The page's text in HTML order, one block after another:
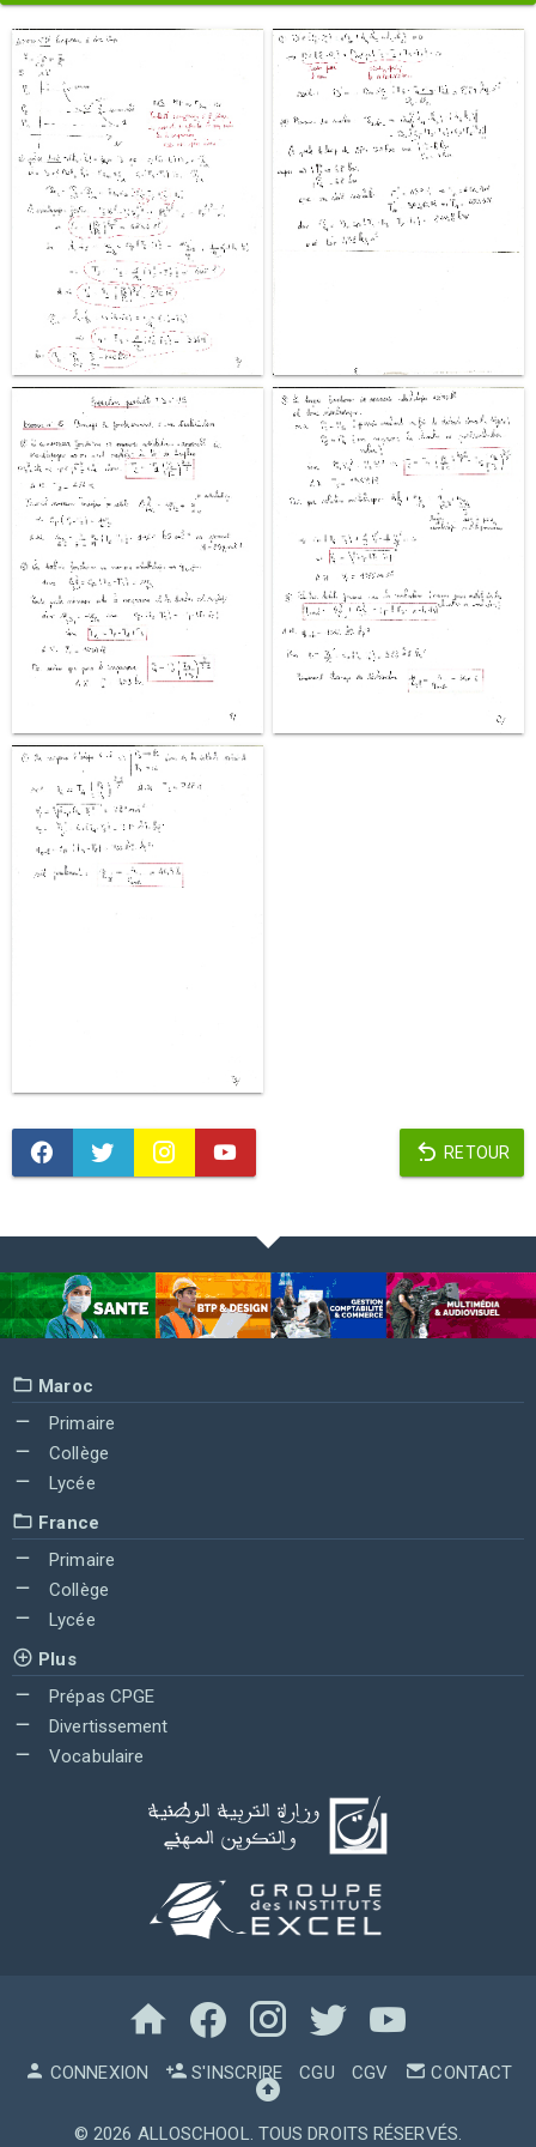
RETOUR
Maroc
Primaire
Collège
Lycée
France
Primaire
Collège
Lycée
Plus
Prépas CPGE
Divertissement
Vocabulaire
CONNEXION S'INSCRIRE CGU CGV CONTACT
© 2026 ALLOSCHOOL. TOUS DROITS RÉSERVÉS.